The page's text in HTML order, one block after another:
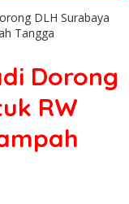
DLH Surabaya
Tangga
Dorong
RW